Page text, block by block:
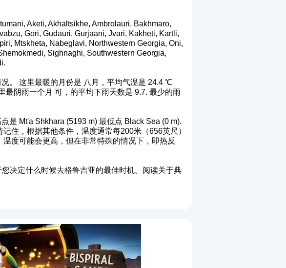
Aketi, Akhaltsikhe, Ambrolauri, Bakhmaro,
Gori, Gudauri, Gurjaani, Jvari, Kakheti, Kartli,
Mtskheta, Nabeglavi, Northwestern Georgia, Oni,
Sighnaghi, Southwestern Georgia,
。 这里最暖的月份是 八月，平均气温是 24.4 ℃
阴雨一个月 可，的平均下雨天数是 9.7. 最少的雨
是 Mt'a Shkhara (5193 m) 最低点 Black Sea (0 m).
住，根据其他条件，温度通常每200米（656英尺）
度可能会更高，但在非常特殊的情况下，即热反
决定什么时候去格鲁吉亚的最佳时机。阅读关于典